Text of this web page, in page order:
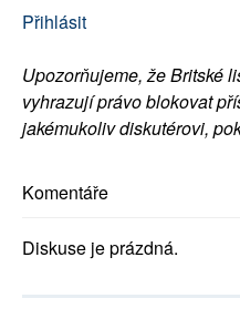
Přihlásit
Upozorňujeme, že Britské
vyhrazují právo blokovat
jakémukoliv diskutérovi,
Komentáře
Diskuse je prázdná.